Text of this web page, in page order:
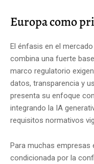
Europa como
El énfasis en el
combina una fuerte
marco regulatorio
datos, transparencia y
presenta su enfoque
integrando la IA
requisitos normativos
Para muchas empresas
condicionada por la